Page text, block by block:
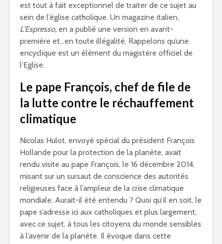
est tout à fait exceptionnel de traiter de ce sujet au
sein de l’église catholique. Un magazine italien,
L’Espresso, en a publié une version en avant-
première et…en toute illégalité. Rappelons qu’une
encyclique est un élément du magistère officiel de
l’Eglise.
Le pape François, chef de file de
la lutte contre le réchauffement
climatique
Nicolas Hulot, envoyé spécial du président François
Hollande pour la protection de la planète, avait
rendu visite au pape François, le 16 décembre 2014,
misant sur un sursaut de conscience des autorités
religieuses face à l’ampleur de la crise climatique
mondiale. Aurait-il été entendu ? Quoi qu’il en soit, le
pape s’adresse ici aux catholiques et plus largement,
avec ce sujet, à tous les citoyens du monde sensibles
à l’avenir de la planète. Il évoque dans cette